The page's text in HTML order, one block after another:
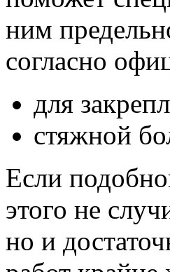
ним
согласно
для
стяжной
Если
этого не
но и